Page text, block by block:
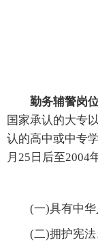
勤务辅警岗
国家承认的大专
认的高中或中专
月25日后至2004
(一)具有中华
(二)拥护宪法